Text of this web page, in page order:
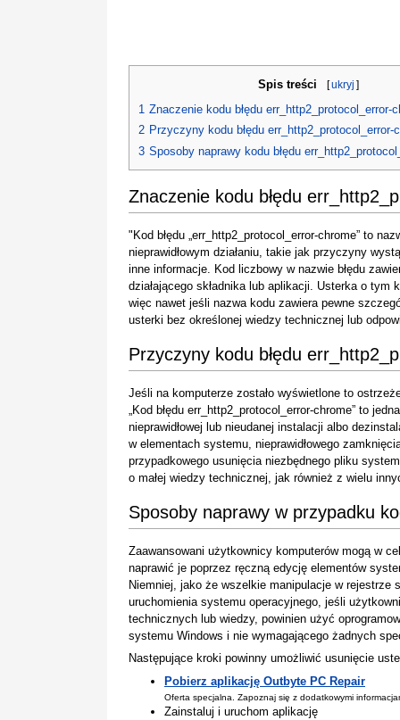
Spis treści [ukryj ]
1 Znaczenie kodu błędu err_http2_protocol_error-
2 Przyczyny kodu błędu err_http2_protocol_error-
3 Sposoby naprawy kodu błędu
Znaczenie kodu błędu
"Kod błędu „err_http2_protocol_error-chrome” to
nieprawidłowym działaniu, takie jak przyczyny
inne informacje. Kod liczbowy w nazwie błędu
działającego składnika lub aplikacji. Usterka o
więc nawet jeśli nazwa kodu zawiera pewne
usterki bez określonej wiedzy technicznej lub
Przyczyny kodu błędu
Jeśli na komputerze zostało wyświetlone to
„Kod błędu err_http2_protocol_error-chrome” to
nieprawidłowej lub nieudanej instalacji albo
w elementach systemu, nieprawidłowego
przypadkowego usunięcia niezbędnego pliku
o małej wiedzy technicznej, jak również z wielu
Sposoby naprawy w przypadku
Zaawansowani użytkownicy komputerów mogą w
naprawić je poprzez ręczną edycję elementów
Niemniej, jako że wszelkie manipulacje w
uruchomienia systemu operacyjnego, jeśli
technicznych lub wiedzy, powinien użyć
systemu Windows i nie wymagającego żadnych
Następujące kroki powinny umożliwić usunięcie
Pobierz aplikację Outbyte PC Repair
Oferta specjalna. Zapoznaj się z dodatkowymi
Zainstaluj i uruchom aplikację